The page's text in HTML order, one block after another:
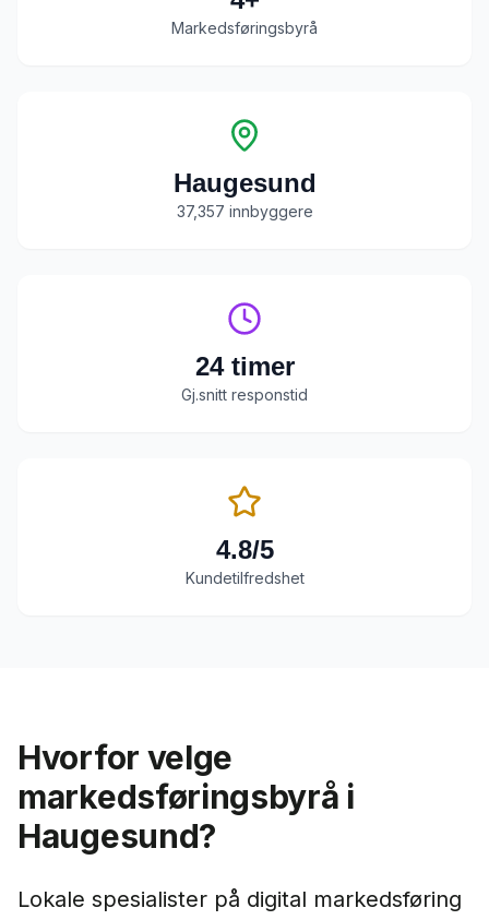
Markedsføringsbyrå
Haugesund
37,357 innbyggere
24 timer
Gj.snitt responstid
4.8/5
Kundetilfredshet
Hvorfor velge
markedsføringsbyrå i
Haugesund?
Lokale spesialister på digital markedsføring